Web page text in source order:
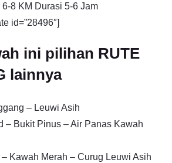
8 KM Durasi 5-6 Jam
id=”28496″]
ini pilihan RUTE
lainnya
– Leuwi Asih
– Bukit Pinus – Air Panas Kawah
Kawah Merah – Curug Leuwi Asih